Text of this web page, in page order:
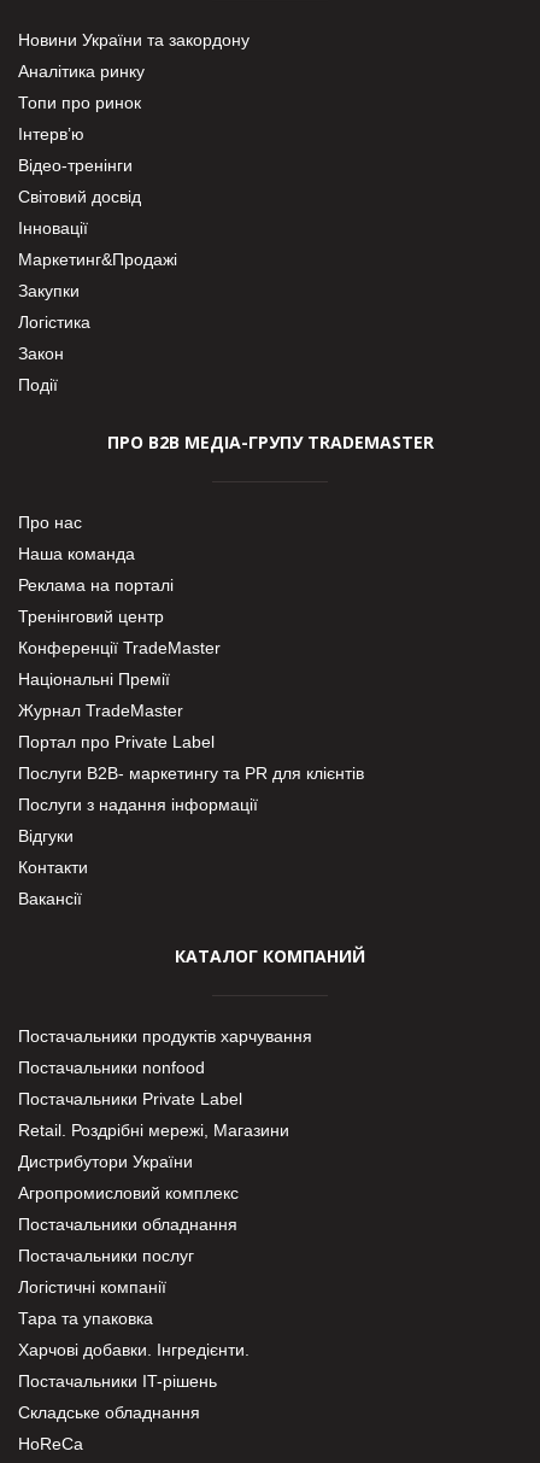
Новини України та закордону
Аналітика ринку
Топи про ринок
Інтерв’ю
Відео-тренінги
Світовий досвід
Інновації
Маркетинг&Продажі
Закупки
Логістика
Закон
Події
ПРО В2В МЕДІА-ГРУПУ TRADEMASTER
Про нас
Наша команда
Реклама на порталі
Тренінговий центр
Конференції TradeMaster
Національні Премії
Журнал TradeMaster
Портал про Private Label
Послуги В2В- маркетингу та PR для клієнтів
Послуги з надання інформації
Відгуки
Контакти
Вакансії
КАТАЛОГ КОМПАНИЙ
Постачальники продуктів харчування
Постачальники nonfood
Постачальники Private Label
Retail. Роздрібні мережі, Магазини
Дистрибутори України
Агропромисловий комплекс
Постачальники обладнання
Постачальники послуг
Логістичні компанії
Тара та упаковка
Харчові добавки. Інгредієнти.
Постачальники IT-рішень
Складське обладнання
HoReCa